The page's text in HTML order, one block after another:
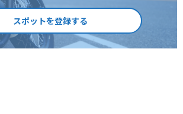
スポットを登録する